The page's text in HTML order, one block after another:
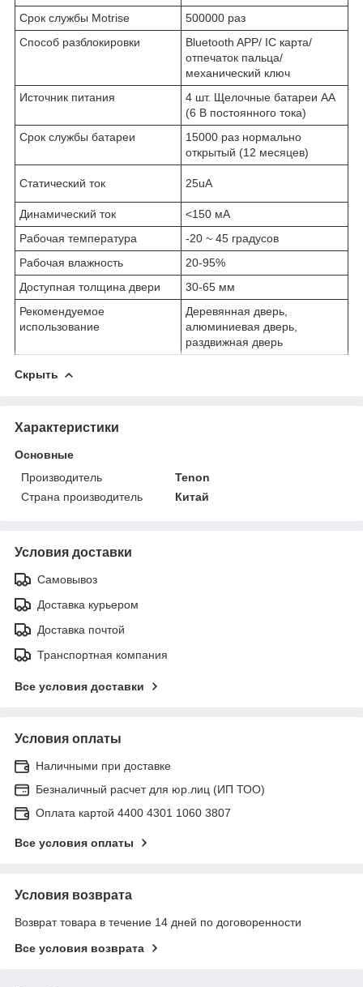
Срок службы Motrise
500000 раз
Способ разблокировки
Bluetooth APP/ IC карта/
отпечаток пальца/
механический ключ
Источник питания
4 шт. Щелочные батареи AA
(6 В постоянного тока)
Срок службы батареи
15000 раз нормально
открытый (12 месяцев)
Статический ток 25uA
Динамический ток
<150 мА
Рабочая температура
-20 ~ 45 градусов
Рабочая влажность
20-95%
Доступная толщина двери
30-65 мм
Рекомендуемое
использование
Деревянная дверь,
алюминиевая дверь,
раздвижная дверь
Скрыть
Характеристики
Основные
Производитель
Tenon
Страна производитель
Китай
Условия доставки
Самовывоз
Доставка курьером
Доставка почтой
Транспортная компания
Все условия доставки
Условия оплаты
Наличными при доставке
Безналичный расчет для юр.лиц (ИП ТОО)
Оплата картой 4400 4301 1060 3807
Все условия оплаты
Условия возврата
Возврат товара в течение 14 дней по договоренности
Все условия возврата